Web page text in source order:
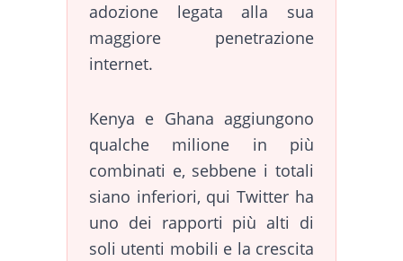
adozione legata alla sua
maggiore penetrazione
internet.
Kenya e Ghana aggiungono
qualche milione in più
combinati e, sebbene i totali
siano inferiori, qui Twitter ha
uno dei rapporti più alti di
soli utenti mobili e la crescita